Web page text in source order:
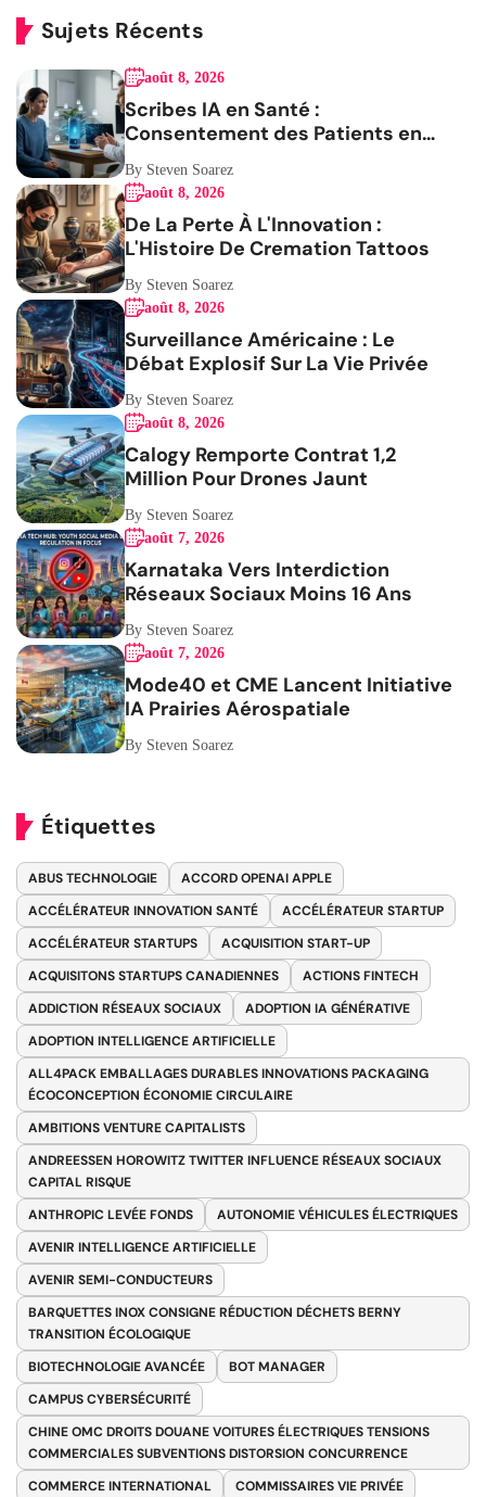
Sujets Récents
août 8, 2026
Scribes IA en Santé :
Consentement des Patients en
Question
By Steven Soarez
août 8, 2026
De La Perte À L'Innovation :
L'Histoire De Cremation Tattoos
By Steven Soarez
août 8, 2026
Surveillance Américaine : Le
Débat Explosif Sur La Vie Privée
By Steven Soarez
août 8, 2026
Calogy Remporte Contrat 1,2
Million Pour Drones Jaunt
By Steven Soarez
août 7, 2026
Karnataka Vers Interdiction
Réseaux Sociaux Moins 16 Ans
By Steven Soarez
août 7, 2026
Mode40 et CME Lancent Initiative
IA Prairies Aérospatiale
By Steven Soarez
Étiquettes
ABUS TECHNOLOGIE
ACCORD OPENAI APPLE
ACCÉLÉRATEUR INNOVATION SANTÉ
ACCÉLÉRATEUR STARTUP
ACCÉLÉRATEUR STARTUPS
ACQUISITION START-UP
ACQUISITONS STARTUPS CANADIENNES
ACTIONS FINTECH
ADDICTION RÉSEAUX SOCIAUX
ADOPTION IA GÉNÉRATIVE
ADOPTION INTELLIGENCE ARTIFICIELLE
ALL4PACK EMBALLAGES DURABLES INNOVATIONS PACKAGING
ÉCOCONCEPTION ÉCONOMIE CIRCULAIRE
AMBITIONS VENTURE CAPITALISTS
ANDREESSEN HOROWITZ TWITTER INFLUENCE RÉSEAUX SOCIAUX
CAPITAL RISQUE
ANTHROPIC LEVÉE FONDS
AUTONOMIE VÉHICULES ÉLECTRIQUES
AVENIR INTELLIGENCE ARTIFICIELLE
AVENIR SEMI-CONDUCTEURS
BARQUETTES INOX CONSIGNE RÉDUCTION DÉCHETS BERNY
TRANSITION ÉCOLOGIQUE
BIOTECHNOLOGIE AVANCÉE
BOT MANAGER
CAMPUS CYBERSÉCURITÉ
CHINE OMC DROITS DOUANE VOITURES ÉLECTRIQUES TENSIONS
COMMERCIALES SUBVENTIONS DISTORSION CONCURRENCE
COMMERCE INTERNATIONAL
COMMISSAIRES VIE PRIVÉE